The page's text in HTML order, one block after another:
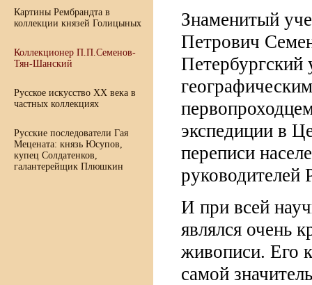
Картины Рембрандта в
коллекции князей Голицыных
Коллекционер П.П.Семенов-
Тян-Шанский
Русское искусство XX века в
частных коллекциях
Русские последователи Гая
Мецената: князь Юсупов,
купец Солдатенков,
галантерейщик Плюшкин
Знаменитый
Петрович
Петербургский
экспедиции в
переписи
руководителей
И при всей
являлся очень
живописи. Его
самой